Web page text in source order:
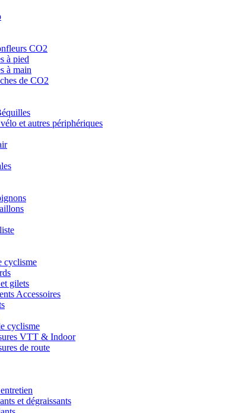
CO2
à pied
à main
de CO2
et autres périphériques
cyclisme
gilets
Accessoires
cyclisme
VTT & Indoor
de route
et dégraissants